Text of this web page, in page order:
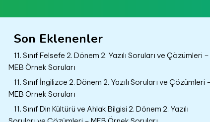
Son Eklenenler
11. Sınıf Felsefe 2. Dönem 2. Yazılı Soruları ve Çözümleri –
MEB Örnek Soruları
11. Sınıf İngilizce 2. Dönem 2. Yazılı Soruları ve Çözümleri
MEB Örnek Soruları
11. Sınıf Din Kültürü ve Ahlak Bilgisi 2. Dönem 2. Yazılı